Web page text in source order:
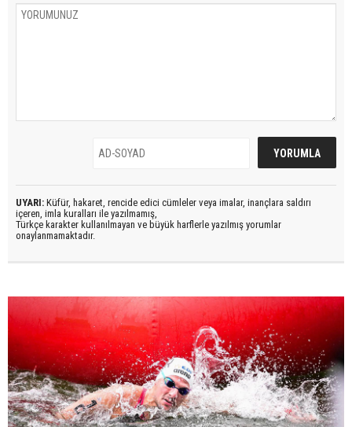
UYARI: Küfür, hakaret, rencide edici cümleler veya imalar, inançlara saldırı
içeren, imla kuralları ile yazılmamış,
Türkçe karakter kullanılmayan ve büyük harflerle yazılmış yorumlar
onaylanmamaktadır.